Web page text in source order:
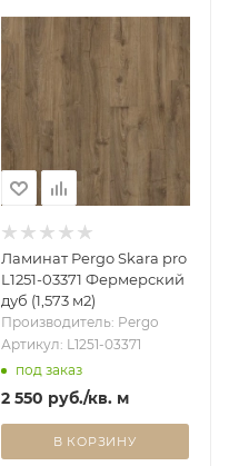
Ламинат Pergo Skara pro
L1251-03371 Фермерский
дуб (1,573 м2)
Производитель: Pergo
Артикул: L1251-03371
под заказ
2 550 руб./кв. м
В КОРЗИНУ